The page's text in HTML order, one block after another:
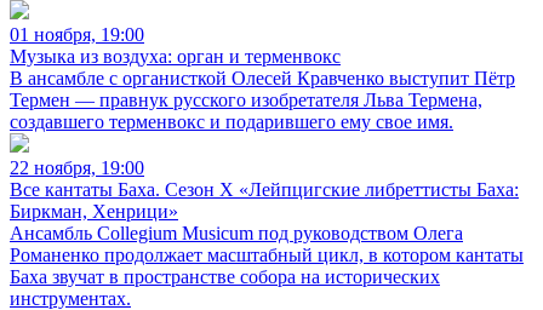
01 ноября, 19:00
Музыка из воздуха: орган и терменвокс
В ансамбле с органисткой Олесей Кравченко выступит Пётр
Термен — правнук русского изобретателя Льва Термена,
создавшего терменвокс и подарившего ему свое имя.
22 ноября, 19:00
Все кантаты Баха. Сезон X «Лейпцигские либреттисты Баха:
Биркман, Хенрици»
Ансамбль Collegium Musicum под руководством Олега
Романенко продолжает масштабный цикл, в котором кантаты
Баха звучат в пространстве собора на исторических
инструментах.